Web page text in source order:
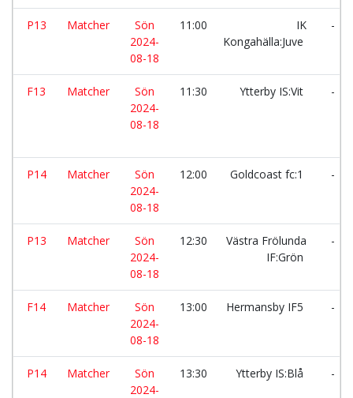
P13 Matcher
Sön
2024-
08-18
11:00
IK
Kongahälla:Juve
-
F13 Matcher
Sön
2024-
08-18
11:30 Ytterby IS:Vit -
P14 Matcher
Sön
2024-
08-18
12:00 Goldcoast fc:1 -
P13 Matcher
Sön
2024-
08-18
12:30
Västra Frölunda
IF:Grön
-
F14 Matcher
Sön
2024-
08-18
13:00 Hermansby IF5 -
P14 Matcher
Sön
2024-
13:30 Ytterby IS:Blå -